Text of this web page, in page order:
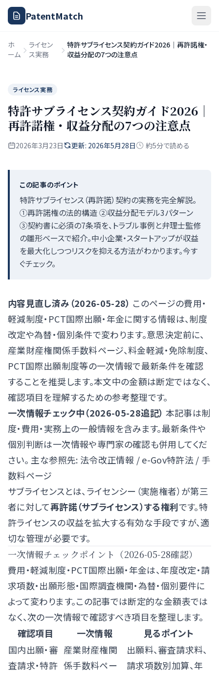
PatentMatch
ホ
ーム
ライセン
ス実務
特許サブライセンス契約ガイド2026｜再許諾権・
収益分配の7つの注意点
ライセンス実務
特許サブライセンス契約ガイド2026｜
再許諾権・収益分配の7つの注意点
2026年3月23日 更新: 2026年5月28日 約5分で読める
この記事のポイント
特許サブライセンス（再許諾）契約の実務を完全解説。
①再許諾権の法的構造 ②収益分配モデル3パターン
③契約書に必須の7条項を、トラブル事例と弁理士監修
の雛形ベースで紹介。中小企業・スタートアップが収益
を最大化しつつリスクを抑える方法がわかります。今す
ぐチェック。
内容見直し済み（2026-05-28） このページの費用・
軽減制度・PCT国際出願・年金に関する情報は、制度
改定や為替・個別条件で変わります。意思決定前に、
産業財産権関係手数料ページ、料金軽減・免除制度、
PCT国際出願制度等の一次情報で最新条件を確認
することを推奨します。本文中の金額は断定ではなく、
確認項目を理解するための参考整理です。
一次情報チェック中（2026-05-28追記） 本記事は制
度・費用・実務上の一般情報を含みます。最新条件や
個別判断は一次情報や専門家の確認も併用してくだ
さい。 主な参照先: 法令改正情報 /e-Gov特許法/ 手
数料ページ
サブライセンスとは、ライセンシー（実施権者）が第三
者に対して再許諾（サブライセンス）する権利です。特
許ライセンスの収益を拡大する有効な手段ですが、適
切な管理が必要です。
一次情報チェックポイント（2026-05-28確認）
費用・軽減制度・PCT国際出願・年金は、年度改定・請
求項数・出願形態・国際調査機関・為替・個別要件に
よって変わります。この記事では断定的な金額表では
なく、次の一次情報で確認すべき項目を整理します。
確認項目
一次情報
見るポイント
国内出願・審
査請求・特許
産業財産権関
係手数料ペー
出願料、審査請求料、
請求項数別加算、年